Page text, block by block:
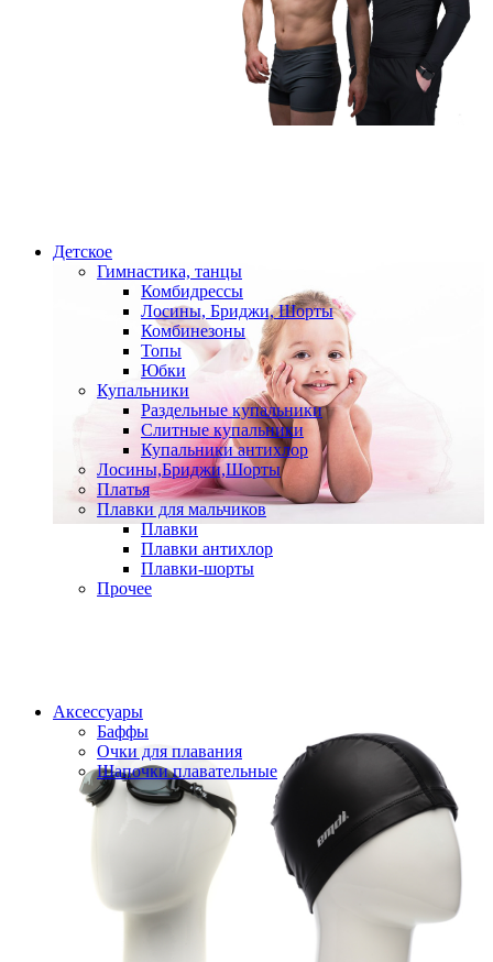
Детское
Гимнастика, танцы
Комбидрессы
Лосины, Бриджи, Шорты
Комбинезоны
Топы
Юбки
Купальники
Раздельные купальники
Слитные купальники
Купальники антихлор
Лосины,Бриджи,Шорты
Платья
Плавки для мальчиков
Плавки
Плавки антихлор
Плавки-шорты
Прочее
Аксессуары
Баффы
Очки для плавания
Шапочки плавательные